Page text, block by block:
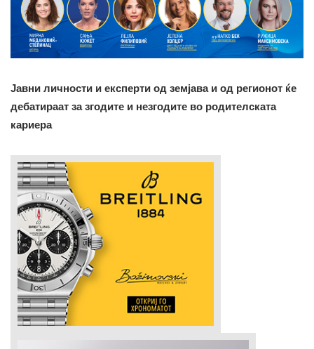
Јавни личности и експерти од земјава и од регионот ќе
дебатираат за згодите и незгодите во родителската
кариера